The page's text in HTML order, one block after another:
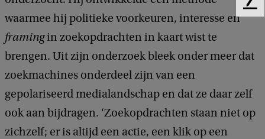
waarmee hij politieke voorkeuren, interesse en
framingin zoekopdrachten in kaart wist te
brengen. Uit zijn onderzoek bleek onder meer dat
zoekmachines onderdeel zijn van een
gepolariseerd medialandschap en dat ze daar zelf
ook aan bijdragen. ‘Zoekopdrachten staan niet op
zichzelf; er is altijd een actie, een klik op een
F
b
k